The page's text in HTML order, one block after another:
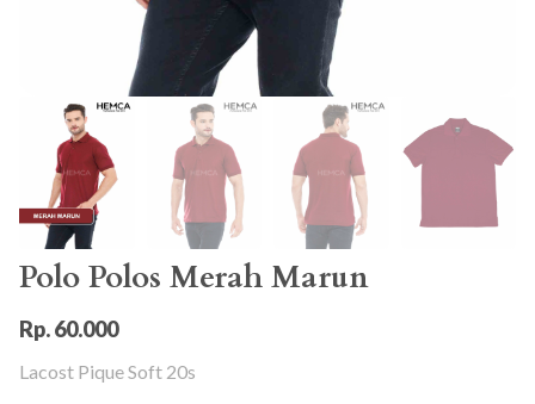
Polo Polos Merah Marun
Rp. 60.000
Lacost Pique Soft 20s